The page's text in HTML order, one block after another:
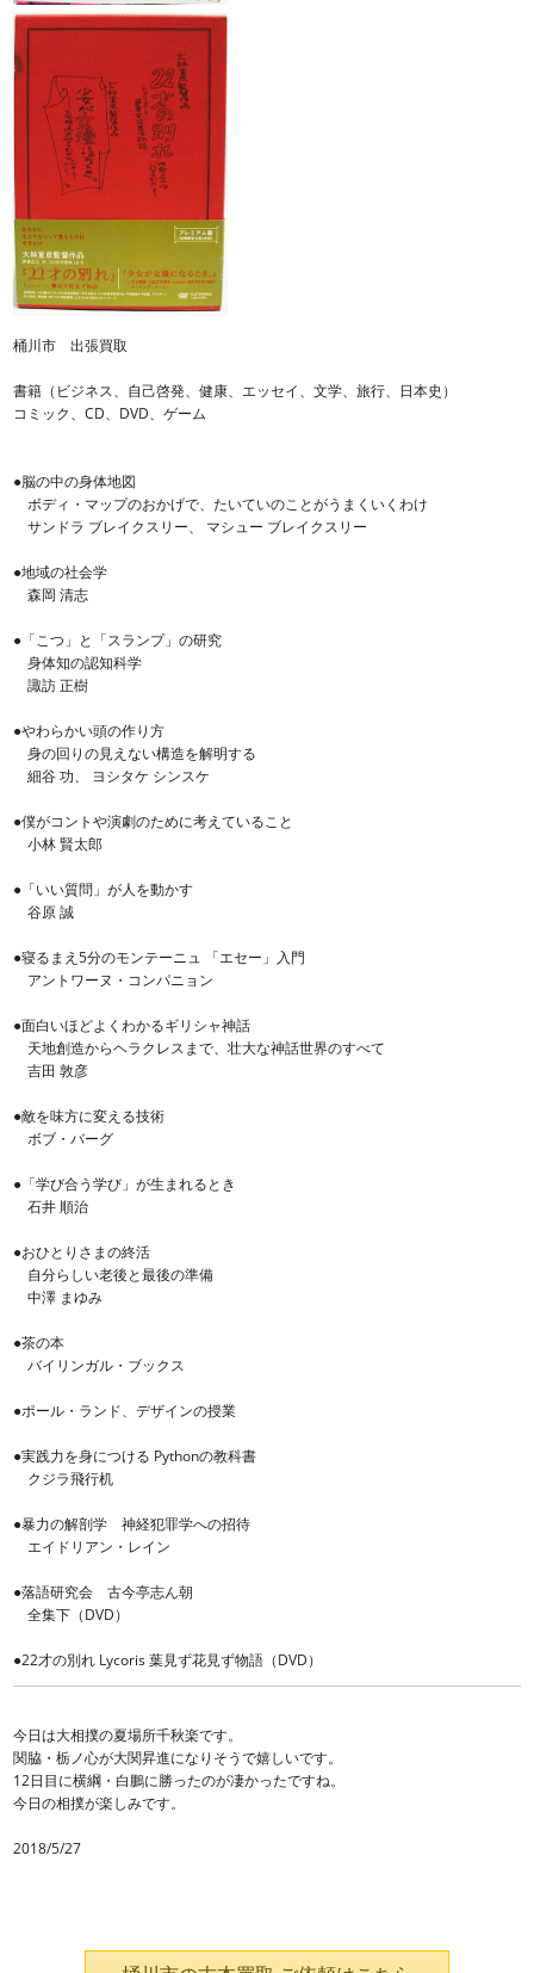
桶川市 出張買取
書籍（ビジネス、自己啓発、健康、エッセイ、文学、旅行、日本史）
コミック、CD、DVD、ゲーム
●脳の中の身体地図
ボディ・マップのおかげで、たいていのことがうまくいくわけ
サンドラ ブレイクスリー、 マシュー ブレイクスリー
●地域の社会学
森岡 清志
●「こつ」と「スランプ」の研究
身体知の認知科学
諏訪 正樹
●やわらかい頭の作り方
身の回りの見えない構造を解明する
細谷 功、 ヨシタケ シンスケ
●僕がコントや演劇のために考えていること
小林 賢太郎
●「いい質問」が人を動かす
谷原 誠
●寝るまえ5分のモンテーニュ 「エセー」入門
アントワーヌ・コンパニョン
●面白いほどよくわかるギリシャ神話
天地創造からヘラクレスまで、壮大な神話世界のすべて
吉田 敦彦
●敵を味方に変える技術
ボブ・バーグ
●「学び合う学び」が生まれるとき
石井 順治
●おひとりさまの終活
自分らしい老後と最後の準備
中澤 まゆみ
●茶の本
バイリンガル・ブックス
●ポール・ランド、デザインの授業
●実践力を身につける Pythonの教科書
クジラ飛行机
●暴力の解剖学 神経犯罪学への招待
エイドリアン・レイン
●落語研究会 古今亭志ん朝
全集下（DVD）
●22才の別れ Lycoris 葉見ず花見ず物語（DVD）
今日は大相撲の夏場所千秋楽です。
関脇・栃ノ心が大関昇進になりそうで嬉しいです。
12日目に横綱・白鵬に勝ったのが凄かったですね。
今日の相撲が楽しみです。
2018/5/27